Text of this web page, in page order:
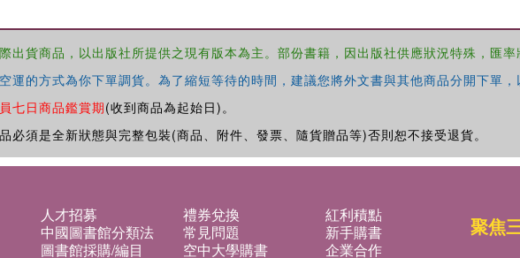
出貨商品，以出版社所提供之現有版本為主。部份書籍，因出版社供應狀況特殊，匯率
運的方式為你下單調貨。為了縮短等待的時間，建議您將外文書與其他商品分開下單
七日商品鑑賞期(收到商品為起始日)。
必須是全新狀態與完整包裝(商品、附件、發票、隨貨贈品等)否則恕不接受退貨。
人才招募 禮券兌換
紅利積點
中國圖書館分類法 常見問題
新手購書
圖書館採購/編目 空中大學購書
企業合作
聚焦